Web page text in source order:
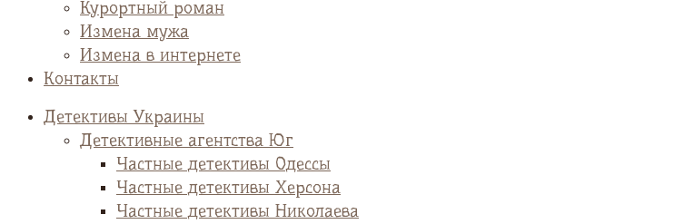
Курортный роман
Измена мужа
Измена в интернете
Контакты
Детективы Украины
Детективные агентства Юг
Частные детективы Одессы
Частные детективы Херсона
Частные детективы Николаева